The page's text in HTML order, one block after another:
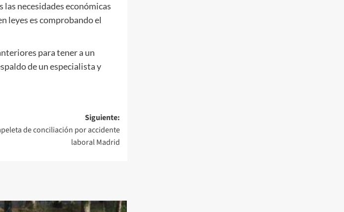
necesidades económicas
leyes es comprobando el
para tener a un
de un especialista y
Siguiente:
de conciliación por accidente
laboral Madrid